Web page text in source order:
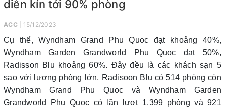
diễn kín tới 90% phòng
ACC | 15/12/2023
Cụ thể, Wyndham Grand Phu Quoc đạt khoảng 40%,
Wyndham Garden Grandworld Phu Quoc đạt 50%,
Radisson Blu khoảng 60%. Đây đều là các khách sạn 5
sao với lượng phòng lớn, Radisoon Blu có 514 phòng còn
Wyndham Grand Phu Quoc và Wyndham Garden
Grandworld Phu Quoc có lần lượt 1.399 phòng và 921